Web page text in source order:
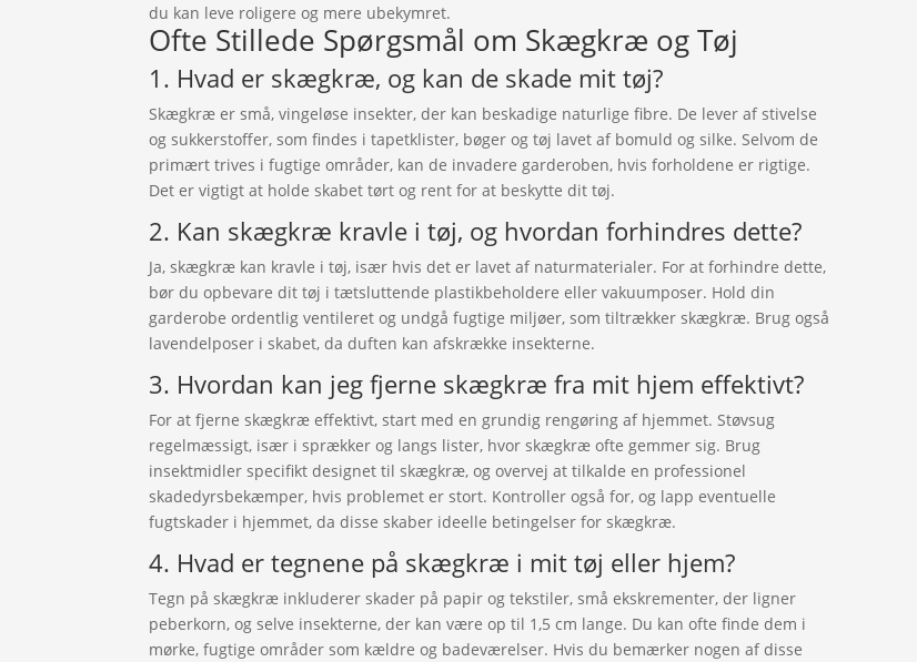
du kan leve roligere og mere ubekymret.
Ofte Stillede Spørgsmål om Skægkræ og Tøj
1. Hvad er skægkræ, og kan de skade mit tøj?
Skægkræ er små, vingeløse insekter, der kan beskadige naturlige fibre. De lever af stivelse
og sukkerstoffer, som findes i tapetklister, bøger og tøj lavet af bomuld og silke. Selvom de
primært trives i fugtige områder, kan de invadere garderoben, hvis forholdene er rigtige.
Det er vigtigt at holde skabet tørt og rent for at beskytte dit tøj.
2. Kan skægkræ kravle i tøj, og hvordan forhindres dette?
Ja, skægkræ kan kravle i tøj, især hvis det er lavet af naturmaterialer. For at forhindre dette,
bør du opbevare dit tøj i tætsluttende plastikbeholdere eller vakuumposer. Hold din
garderobe ordentlig ventileret og undgå fugtige miljøer, som tiltrækker skægkræ. Brug også
lavendelposer i skabet, da duften kan afskrække insekterne.
3. Hvordan kan jeg fjerne skægkræ fra mit hjem effektivt?
For at fjerne skægkræ effektivt, start med en grundig rengøring af hjemmet. Støvsug
regelmæssigt, især i sprækker og langs lister, hvor skægkræ ofte gemmer sig. Brug
insektmidler specifikt designet til skægkræ, og overvej at tilkalde en professionel
skadedyrsbekæmper, hvis problemet er stort. Kontroller også for, og lapp eventuelle
fugtskader i hjemmet, da disse skaber ideelle betingelser for skægkræ.
4. Hvad er tegnene på skægkræ i mit tøj eller hjem?
Tegn på skægkræ inkluderer skader på papir og tekstiler, små ekskrementer, der ligner
peberkorn, og selve insekterne, der kan være op til 1,5 cm lange. Du kan ofte finde dem i
mørke, fugtige områder som kældre og badeværelser. Hvis du bemærker nogen af disse